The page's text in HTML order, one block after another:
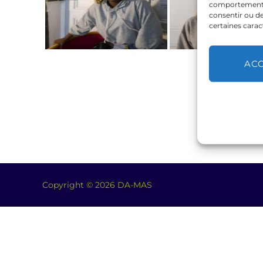
comportement
consentir ou
certaines
Copyright © 2026 DA-MAS